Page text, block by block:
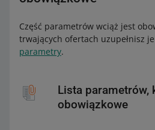
Część parametrów wciąż jest
trwających ofertach uzupełnisz je
parametry.
Lista parametrów,
obowiązkowe